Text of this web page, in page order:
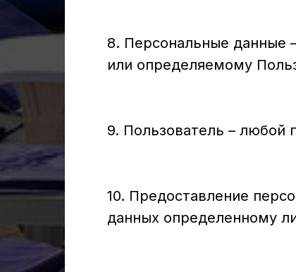
8. Персональные данные
или определяемому
9. Пользователь – любой
10. Предоставление
данных определенному